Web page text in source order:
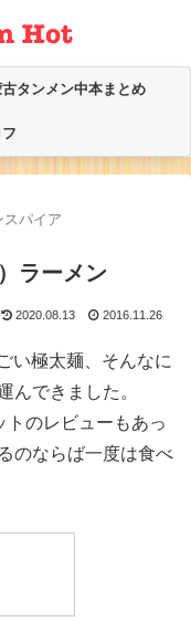
タンメン中本まとめ
スパイア
ラーメン
2020.08.13 2016.11.26
い極太麺、そんなに
んできました。
のレビューもあっ
のならば一度は食べ